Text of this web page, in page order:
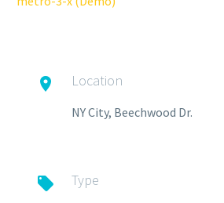
 Location
NY City, Beechwood Dr.
 Type